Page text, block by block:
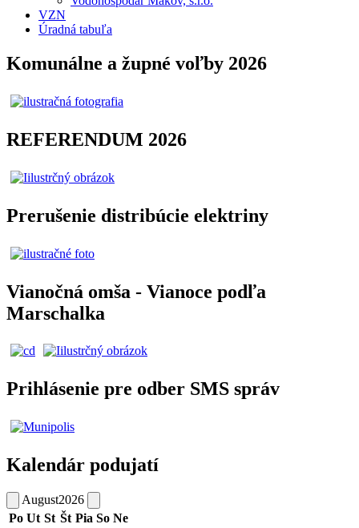
VZN
Úradná tabuľa
Komunálne a župné voľby 2026
REFERENDUM 2026
Prerušenie distribúcie elektriny
Vianočná omša - Vianoce podľa
Marschalka
Prihlásenie pre odber SMS správ
Kalendár podujatí
August2026
Po Ut St Št Pia So Ne